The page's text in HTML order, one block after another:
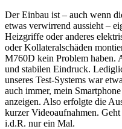
Der Einbau ist – auch wenn
etwas verwirrend aussieht –
Heizgriffe oder anderes
oder Kollateralschäden
M760D kein Problem haben.
und stabilen Eindruck.
unseres Test-Systems war
auch immer, mein
anzeigen. Also erfolgte die
kurzer Videoaufnahmen.
i.d.R. nur ein Mal.